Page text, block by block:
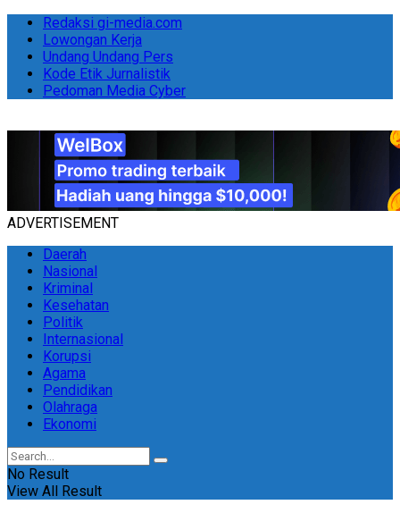
Redaksi gi-media.com
Lowongan Kerja
Undang Undang Pers
Kode Etik Jurnalistik
Pedoman Media Cyber
ADVERTISEMENT
Daerah
Nasional
Kriminal
Kesehatan
Politik
Internasional
Korupsi
Agama
Pendidikan
Olahraga
Ekonomi
No Result
View All Result